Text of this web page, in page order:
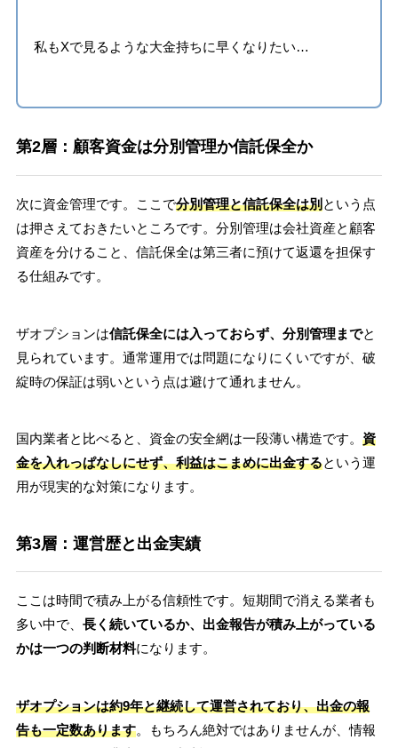
私もXで見るような大金持ちに早くなりたい…
第2層：顧客資金は分別管理か信託保全か
次に資金管理です。ここで分別管理と信託保全は別という点
は押さえておきたいところです。分別管理は会社資産と顧客
資産を分けること、信託保全は第三者に預けて返還を担保す
る仕組みです。
ザオプションは信託保全には入っておらず、分別管理までと
見られています。通常運用では問題になりにくいですが、破
綻時の保証は弱いという点は避けて通れません。
国内業者と比べると、資金の安全網は一段薄い構造です。 資
金を入れっぱなしにせず、利益はこまめに出金するという運
用が現実的な対策になります。
第3層：運営歴と出金実績
ここは時間で積み上がる信頼性です。短期間で消える業者も
多い中で、 長く続いているか、出金報告が積み上がっている
かは一つの判断材料になります。
ザオプションは約9年と継続して運営されており、出金の報
告も一定数あります。もちろん絶対ではありませんが、情報